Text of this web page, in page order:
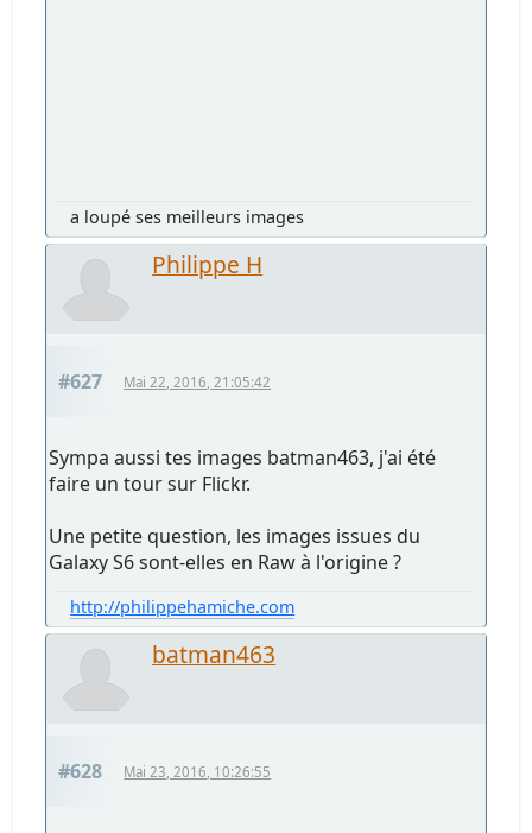
a loupé ses meilleurs images
Philippe H
#627 Mai 22, 2016, 21:05:42
Sympa aussi tes images batman463, j'ai été
faire un tour sur Flickr.
Une petite question, les images issues du
Galaxy S6 sont-elles en Raw à l'origine ?
http://philippehamiche.com
batman463
#628 Mai 23, 2016, 10:26:55